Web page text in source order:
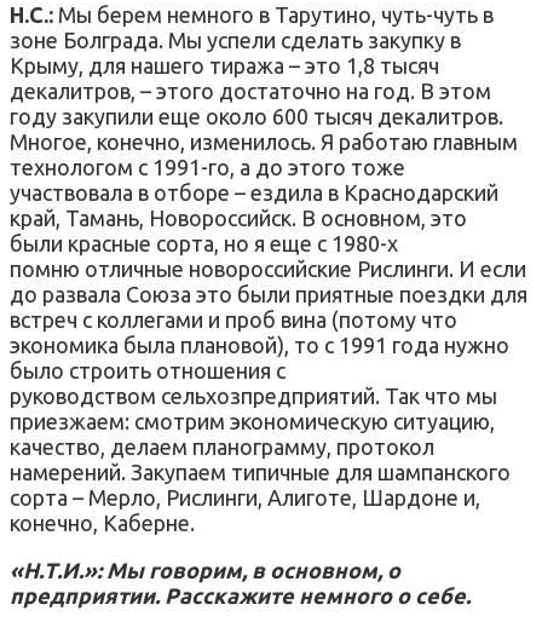
Н.С.: Мы берем немного в Тарутино, чуть-чуть в
зоне Болграда. Мы успели сделать закупку в
Крыму, для нашего тиража – это 1,8 тысяч
декалитров, – этого достаточно на год. В этом
году закупили еще около 600 тысяч декалитров.
Многое, конечно, изменилось. Я работаю главным
технологом с 1991-го, а до этого тоже
участвовала в отборе – ездила в Краснодарский
край, Тамань, Новороссийск. В основном, это
были красные сорта, но я еще с 1980-х
помню отличные новороссийские Рислинги. И если
до развала Союза это были приятные поездки для
встреч с коллегами и проб вина (потому что
экономика была плановой), то с 1991 года нужно
было строить отношения с
руководством сельхозпредприятий. Так что мы
приезжаем: смотрим экономическую ситуацию,
качество, делаем планограмму, протокол
намерений. Закупаем типичные для шампанского
сорта – Мерло, Рислинги, Алиготе, Шардоне и,
конечно, Каберне.
«Н.Т.И.»: Мы говорим, в основном, о
предприятии. Расскажите немного о себе.